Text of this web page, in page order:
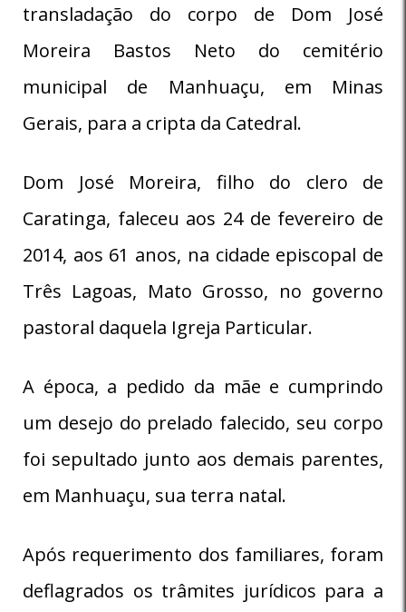
transladação do corpo de Dom José
Moreira Bastos Neto do cemitério
municipal de Manhuaçu, em Minas
Gerais, para a cripta da Catedral.
Dom José Moreira, filho do clero de
Caratinga, faleceu aos 24 de fevereiro de
2014, aos 61 anos, na cidade episcopal de
Três Lagoas, Mato Grosso, no governo
pastoral daquela Igreja Particular.
A época, a pedido da mãe e cumprindo
um desejo do prelado falecido, seu corpo
foi sepultado junto aos demais parentes,
em Manhuaçu, sua terra natal.
Após requerimento dos familiares, foram
deflagrados os trâmites jurídicos para a